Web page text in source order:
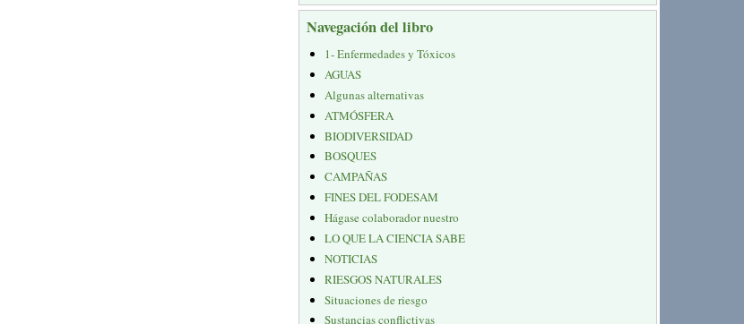
Navegación del libro
1- Enfermedades y Tóxicos
AGUAS
Algunas alternativas
ATMÓSFERA
BIODIVERSIDAD
BOSQUES
CAMPAÑAS
FINES DEL FODESAM
Hágase colaborador nuestro
LO QUE LA CIENCIA SABE
NOTICIAS
RIESGOS NATURALES
Situaciones de riesgo
Sustancias conflictivas